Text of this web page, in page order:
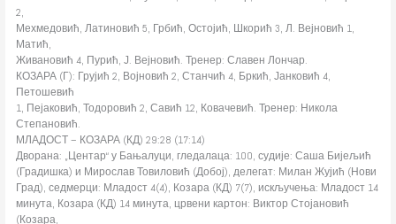
2,
Мехмедовић, Латиновић 5, Грбић, Остојић, Шкорић 3, Л. Вејновић 1,
Матић,
Живановић 4, Пурић, Ј. Вејновић. Тренер: Славен Лончар.
КОЗАРА (Г): Грујић 2, Војновић 2, Станчић 4, Бркић, Јанковић 4,
Петошевић
1, Пејаковић, Тодоровић 2, Савић 12, Ковачевић. Тренер: Никола
Степановић.
МЛАДОСТ – КОЗАРА (КД) 29:28 (17:14)
Дворана: „Центар“ у Бањалуци, гледалаца: 100, судије: Саша Бијељић
(Градишка) и Мирослав Товиловић (Добој), делегат: Милан Жујић (Нови
Град), седмерци: Младост 4(4), Козара (КД) 7(7), искључења: Младост 14
минута, Козара (КД) 14 минута, црвени картон: Виктор Стојановић
(Козара,